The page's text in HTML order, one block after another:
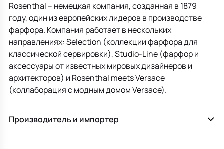
Rosenthal – немецкая компания, созданная в 1879
году, один из европейских лидеров в производстве
фарфора. Компания работает в нескольких
направлениях: Selection (коллекции фарфора для
классической сервировки), Studio-Line (фарфор и
аксессуары от известных мировых дизайнеров и
архитекторов) и Rosenthal meets Versace
(коллаборация с модным домом Versace).
Производитель и импортер